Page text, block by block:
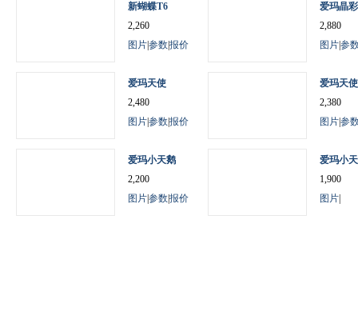
新蝴蝶T6
2,260
图片参数报价
爱玛晶
2,880
图片参
爱玛天使
2,480
图片参数报价
爱玛天
2,380
图片参
爱玛小天鹅
2,200
图片参数报价
爱玛小
1,900
图片